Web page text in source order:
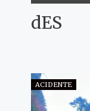
dES
ACIDENTE